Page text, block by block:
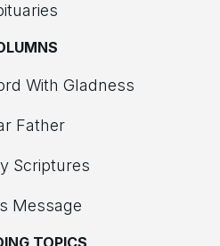
With Gladness
Father
Scriptures
Message